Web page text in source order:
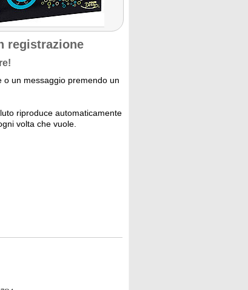
registrazione
o un messaggio premendo un
riproduce automaticamente
volta che vuole.